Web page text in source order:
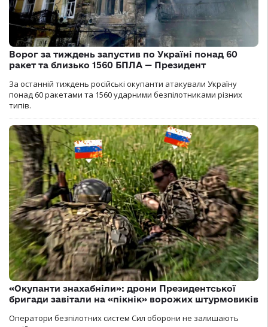
Ворог за тиждень запустив по Україні понад 60
ракет та близько 1560 БПЛА — Президент
За останній тиждень російські окупанти атакували Україну
понад 60 ракетами та 1560 ударними безпілотниками різних
типів.
«Окупанти знахабніли»: дрони Президентської
бригади завітали на «пікнік» ворожих штурмовиків
Оператори безпілотних систем Сил оборони не залишають